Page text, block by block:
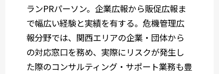
ランPRパーソン。企業広報から販促広報ま
で幅広い経験と実績を有する。危機管理広
報分野では、関西エリアの企業・団体から
の対応窓口を務め、実際にリスクが発生し
た際のコンサルティング・サポート業務も豊